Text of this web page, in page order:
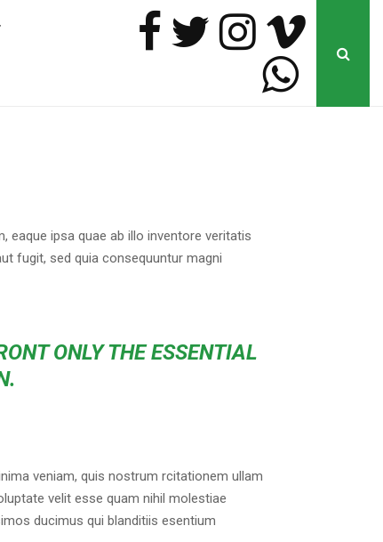
ipsa quae ab illo inventore veritatis
fugit, sed quia consequuntur magni
ONLY THE ESSENTIAL
veniam, quis nostrum rcitationem ullam
velit esse quam nihil molestiae
ducimus qui blanditiis esentium